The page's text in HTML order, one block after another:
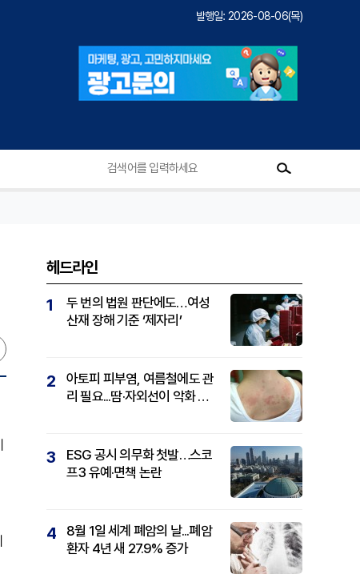
발행일: 2026-08-06(목)
헤드라인
1
두 번의 법원 판단에도…여성
산재 장해 기준 ‘제자리’
2
아토피 피부염, 여름철에도 관
리 필요...땀·자외선이 악화 요
3
ESG 공시 의무화 첫발…스코
프3 유예·면책 논란
4
8월 1일 세계 폐암의 날...폐암
환자 4년 새 27.9% 증가